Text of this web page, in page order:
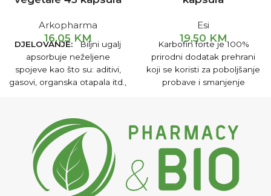
Arkopharma
16,05 KM
DJELOVANJE: Biljni ugalj
apsorbuje neželjene
spojeve kao što su: aditivi,
gasovi, organska otapala itd.,
funkcije, u slučajevima
dijareje, nadutosti, žgaravice,
gastroenteritisa, želučane
boli.
Esi
19,50 KM
Karbofin forte je 100%
prirodni dodatak prehrani
koji se koristi za poboljšanje
probave i smanjenje